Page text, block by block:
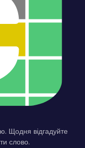
Щодня відгадуйте
слово.